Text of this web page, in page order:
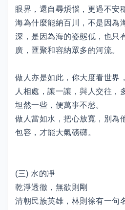
眼界，還自尋煩惱，更過不安
海為什麼能納百川，不是因為
深，是因為海的姿態低，也只
廣，匯聚和容納眾多的河流。
做人亦是如此，你大度看世界
人相處，讓一讓，與人交往，
坦然一些，便萬事不愁。
做人當如水，把心放寬，別為
包容，才能大氣磅礴。
(三) 水的凈
乾淨透徹，無欲則剛
清朝民族英雄，林則徐有一句